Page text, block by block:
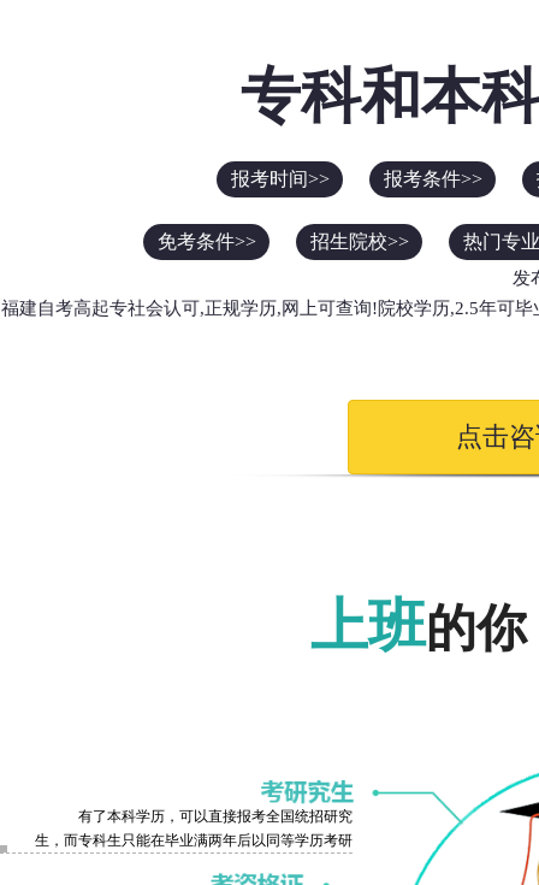
报名时间
考试时间
报名入口
专科和本
报考时间>> 报考条件>>
免考条件>> 招生院校>> 热门专
发
福建自考高起专社会认可,正规学历,网上可查询!院校学历,2.5年可
点击咨
上班的你
有了本科学历，可以直接报考全国统招研究
生，而专科生只能在毕业满两年后以同等学历考研